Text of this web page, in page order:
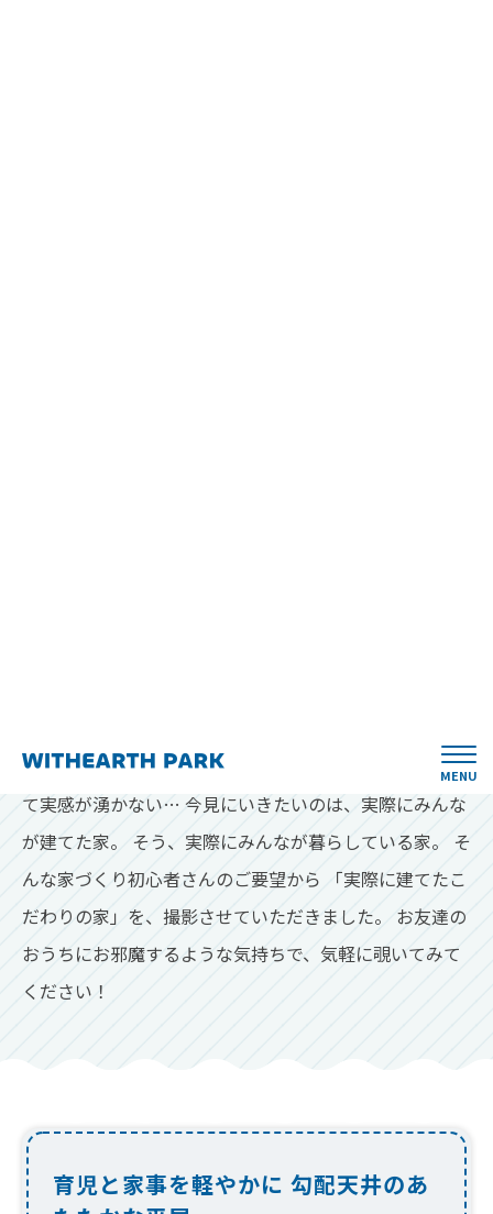
おうちにお邪魔するような気持ちで、気軽に覗いてみて
ください！
育児と家事を軽やかに 勾配天井のあ
たたかな平屋